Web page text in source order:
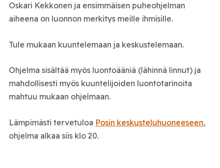
Oskari Kekkonen ja ensimmäisen puheohjelman
aiheena on luonnon merkitys meille ihmisille.
Tule mukaan kuuntelemaan ja keskustelemaan.
Ohjelma sisältää myös luontoääniä (lähinnä linnut) ja
mahdollisesti myös kuuntelijoiden luontotarinoita
mahtuu mukaan ohjelmaan.
Lämpimästi tervetuloa Posin keskusteluhuoneeseen,
ohjelma alkaa siis klo 20.